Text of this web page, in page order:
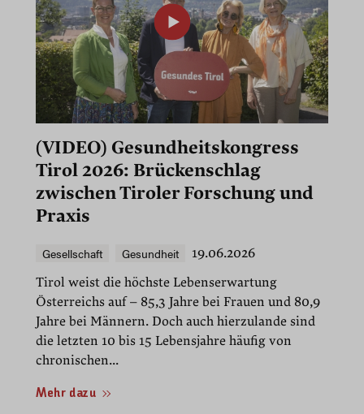
(VIDEO) Gesundheitskongress
Tirol 2026: Brückenschlag
zwischen Tiroler Forschung und
Praxis
Gesellschaft Gesundheit
19.06.2026
Tirol weist die höchste Lebenserwartung
Österreichs auf – 85,3 Jahre bei Frauen und 80,9
Jahre bei Männern. Doch auch hierzulande sind
die letzten 10 bis 15 Lebensjahre häufig von
chronischen...
Mehr dazu